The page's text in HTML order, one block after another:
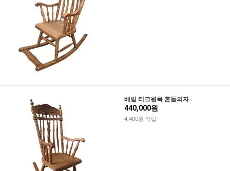
베릴 티크원목 흔들의자
440,000원
4,400원 적립